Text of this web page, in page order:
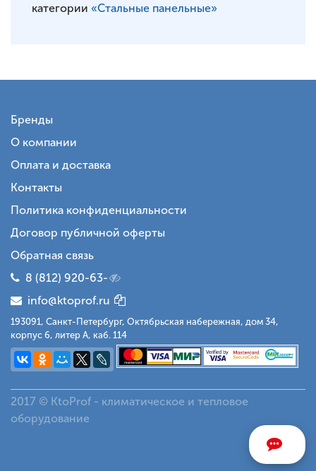
категории «Стальные панельные»
Бренды
О компании
Оплата и доставка
Контакты
Политика конфиденциальности
Договор публичной оферты
Обратная связь
8 (812) 920-63-
info@ktoprof.ru
193091, Санкт-Петербург, Октябрьская набережная, дом 34,
корпус 6, литер А, каб. 114
2017 © KtoProf - климатическое и тепловое
оборудование